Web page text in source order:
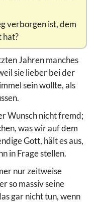
verborgen ist, dem
hat?
Jahren manches
sie lieber bei der
sein wollte, als
Wunsch nicht fremd;
was wir auf dem
Gott, hält es aus,
in Frage stellen.
nur zeitweise
so massiv seine
gar nicht tun, wenn